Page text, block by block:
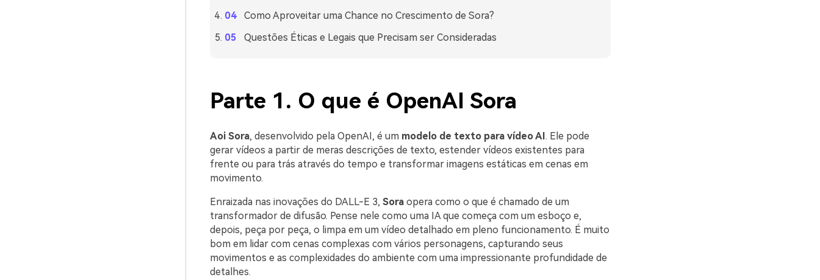
Como Aproveitar uma Chance no Crescimento de Sora?
Questões Éticas e Legais que Precisam ser Consideradas
Parte 1. O que é OpenAI Sora
Aoi Sora, desenvolvido pela OpenAI, é um modelo de texto para vídeo AI. Ele pode
gerar vídeos a partir de meras descrições de texto, estender vídeos existentes para
frente ou para trás através do tempo e transformar imagens estáticas em cenas em
movimento.
Enraizada nas inovações do DALL-E 3, Sora opera como o que é chamado de um
transformador de difusão. Pense nele como uma IA que começa com um esboço e,
depois, peça por peça, o limpa em um vídeo detalhado em pleno funcionamento. É muito
bom em lidar com cenas complexas com vários personagens, capturando seus
movimentos e as complexidades do ambiente com uma impressionante profundidade de
detalhes.